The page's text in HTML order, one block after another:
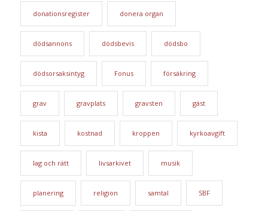
donationsregister donera organ
dödsannons dödsbevis dödsbo
dödsorsaksintyg Fonus försäkring
grav gravplats gravsten gäst
kista kostnad kroppen kyrkoavgift
lag och rätt livsarkivet musik
planering religion samtal SBF